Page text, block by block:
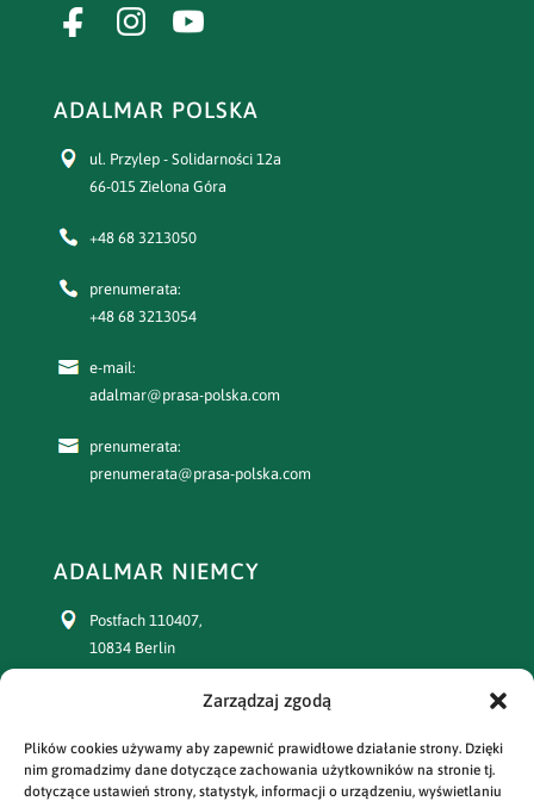
Zarządzaj zgodą
Plików cookies używamy aby zapewnić prawidłowe działanie strony. Dzięki
nim gromadzimy dane dotyczące zachowania użytkowników na stronie tj.
dotyczące ustawień strony, statystyk, informacji o urządzeniu, wyświetlaniu
ADALMAR POLSKA
ul. Przylep - Solidarności 12a
66-015 Zielona Góra
+48 68 3213050
prenumerata:
+48 68 3213054
e-mail:
adalmar@prasa-polska.com
prenumerata:
prenumerata@prasa-polska.com
ADALMAR NIEMCY
Postfach 110407,
10834 Berlin
+49 30 77391863
prenumerata:
+49 30 77391864